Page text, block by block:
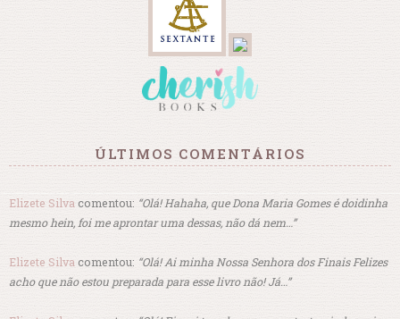
ÚLTIMOS COMENTÁRIOS
Elizete Silva comentou: “Olá! Hahaha, que Dona Maria Gomes é doidinha
mesmo hein, foi me aprontar uma dessas, não dá nem…”
Elizete Silva comentou: “Olá! Ai minha Nossa Senhora dos Finais Felizes
acho que não estou preparada para esse livro não! Já…”